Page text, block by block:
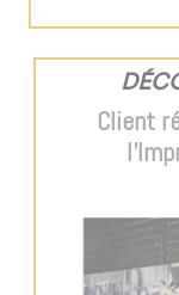
Client